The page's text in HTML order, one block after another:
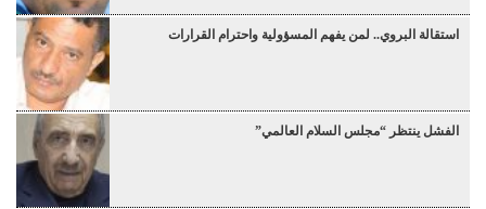
استقالة البروي.. لمن يفهم المسؤولية واحترام القرارات
الفشل ينتظر “مجلس السلام العالمي”